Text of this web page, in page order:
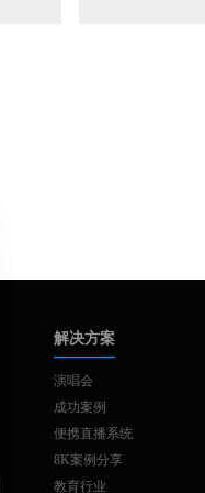
解决方案
演唱会
成功案例
便携直播系统
8K案例分享
教育行业